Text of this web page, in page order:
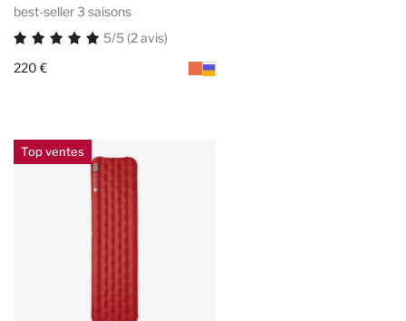
best-seller 3 saisons
5/5 (2 avis)
220 €
Top ventes